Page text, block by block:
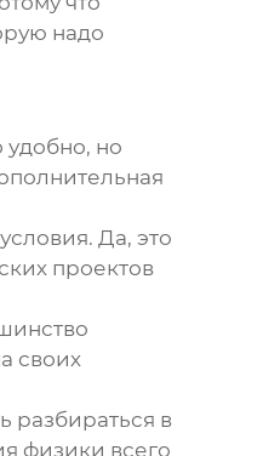
надо
но
Да, это
проектов
своих
разбираться в
физики всего